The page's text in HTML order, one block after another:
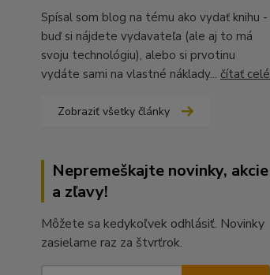
Spísal som blog na tému ako vydať knihu -
buď si nájdete vydavateľa (ale aj to má
svoju technológiu), alebo si prvotinu
vydáte sami na vlastné náklady... čítať celé
Zobraziť všetky články
Nepremeškajte novinky, akcie
a zľavy!
Môžete sa kedykoľvek odhlásiť. Novinky
zasielame raz za štvrťrok.